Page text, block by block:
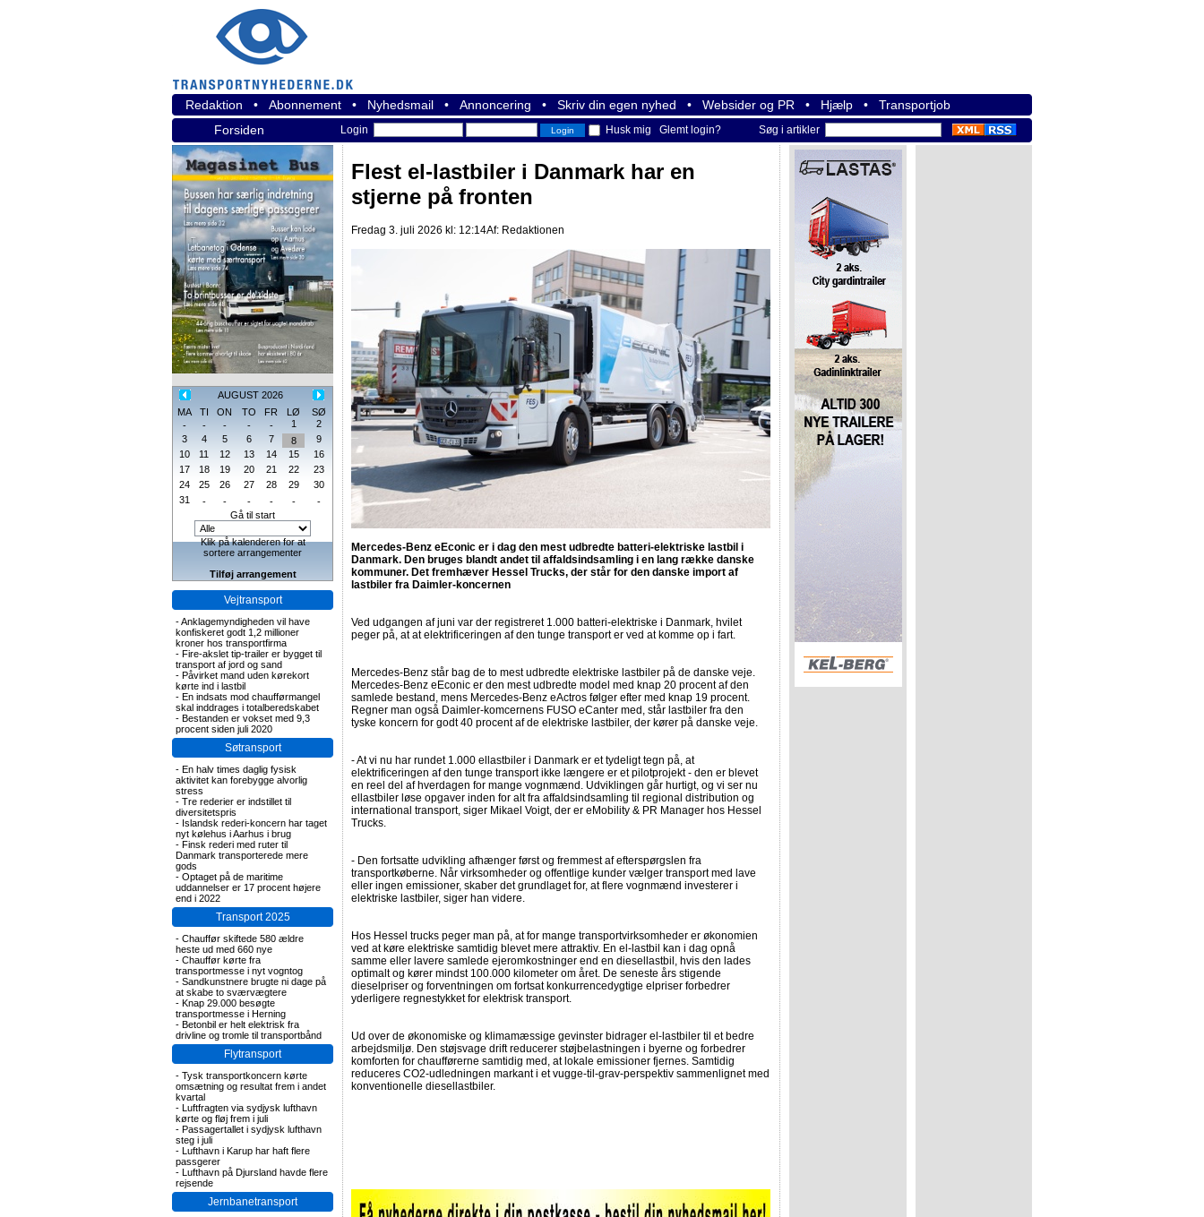
Redaktion • Abonnement • Nyhedsmail • Annoncering • Skriv din egen nyhed • Websider og PR • Hjælp • Transportjob
Forsiden
Login Husk mig Glemt login? Søg i artikler
AUGUST 2026
MA
TI ON TO FR LØ
SØ
-
- - - - 1
2
3
4 5 6 7 8
9
10
11 12 13 14 15
16
17
18 19 20 21 22
23
24
25 26 27 28 29
30
31
- - - - -
-
Gå til start
Klik på kalenderen for at
sortere arrangementer
Tilføj arrangement
Vejtransport
-Anklagemyndigheden vil have
konfiskeret godt 1,2 millioner
kroner hos transportfirma
- Fire-akslet tip-trailer er bygget til
transport af jord og sand
- Påvirket mand uden kørekort
kørte ind i lastbil
- En indsats mod chaufførmangel
skal inddrages i totalberedskabet
- Bestanden er vokset med 9,3
procent siden juli 2020
Søtransport
- En halv times daglig fysisk
aktivitet kan forebygge alvorlig
stress
- Tre rederier er indstillet til
diversitetspris
- Islandsk rederi-koncern har taget
nyt kølehus i Aarhus i brug
- Finsk rederi med ruter til
Danmark transporterede mere
gods
- Optaget på de maritime
uddannelser er 17 procent højere
end i 2022
Transport 2025
- Chauffør skiftede 580 ældre
heste ud med 660 nye
- Chauffør kørte fra
transportmesse i nyt vogntog
- Sandkunstnere brugte ni dage på
at skabe to sværvægtere
- Knap 29.000 besøgte
transportmesse i Herning
- Betonbil er helt elektrisk fra
drivline og tromle til transportbånd
Flytransport
- Tysk transportkoncern kørte
omsætning og resultat frem i andet
kvartal
- Luftfragten via sydjysk lufthavn
kørte og fløj frem i juli
- Passagertallet i sydjysk lufthavn
steg i juli
- Lufthavn i Karup har haft flere
passgerer
- Lufthavn på Djursland havde flere
rejsende
Jernbanetransport
Flest el-lastbiler i Danmark har en
stjerne på fronten
Fredag 3. juli 2026 kl: 12:14Af: Redaktionen
Mercedes-Benz eEconic er i dag den mest udbredte batteri-elektriske lastbil i
Danmark. Den bruges blandt andet til affaldsindsamling i en lang række danske
kommuner. Det fremhæver Hessel Trucks, der står for den danske import af
lastbiler fra Daimler-koncernen
Ved udgangen af juni var der registreret 1.000 batteri-elektriske i Danmark, hvilet
peger på, at at elektrificeringen af den tunge transport er ved at komme op i fart.
Mercedes-Benz står bag de to mest udbredte elektriske lastbiler på de danske veje.
Mercedes-Benz eEconic er den mest udbredte model med knap 20 procent af den
samlede bestand, mens Mercedes-Benz eActros følger efter med knap 19 procent.
Regner man også Daimler-komcernens FUSO eCanter med, står lastbiler fra den
tyske koncern for godt 40 procent af de elektriske lastbiler, der kører på danske veje.
- At vi nu har rundet 1.000 ellastbiler i Danmark er et tydeligt tegn på, at
elektrificeringen af den tunge transport ikke længere er et pilotprojekt - den er blevet
en reel del af hverdagen for mange vognmænd. Udviklingen går hurtigt, og vi ser nu
ellastbiler løse opgaver inden for alt fra affaldsindsamling til regional distribution og
international transport, siger Mikael Voigt, der er eMobility & PR Manager hos Hessel
Trucks.
- Den fortsatte udvikling afhænger først og fremmest af efterspørgslen fra
transportkøberne. Når virksomheder og offentlige kunder vælger transport med lave
eller ingen emissioner, skaber det grundlaget for, at flere vognmænd investerer i
elektriske lastbiler, siger han videre.
Hos Hessel trucks peger man på, at for mange transportvirksomheder er økonomien
ved at køre elektriske samtidig blevet mere attraktiv. En el-lastbil kan i dag opnå
samme eller lavere samlede ejeromkostninger end en diesellastbil, hvis den lades
optimalt og kører mindst 100.000 kilometer om året. De seneste års stigende
dieselpriser og forventningen om fortsat konkurrencedygtige elpriser forbedrer
yderligere regnestykket for elektrisk transport.
Ud over de økonomiske og klimamæssige gevinster bidrager el-lastbiler til et bedre
arbejdsmiljø. Den støjsvage drift reducerer støjbelastningen i byerne og forbedrer
komforten for chaufførerne samtidig med, at lokale emissioner fjernes. Samtidig
reduceres CO2-udledningen markant i et vugge-til-grav-perspektiv sammenlignet med
konventionelle diesellastbiler.